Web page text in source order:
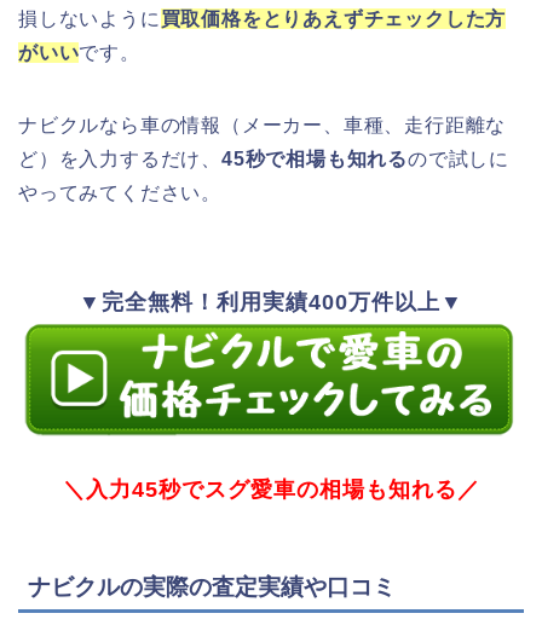
損しないように 買取価格をとりあえずチェックした方
がいいです。
ナビクルなら車の情報（メーカー、車種、走行距離な
ど）を入力するだけ、 45秒で相場も知れるので試しに
やってみてください。
▼完全無料！利用実績400万件以上▼
＼入力45秒でスグ愛車の相場も知れる／
ナビクルの実際の査定実績や口コミ